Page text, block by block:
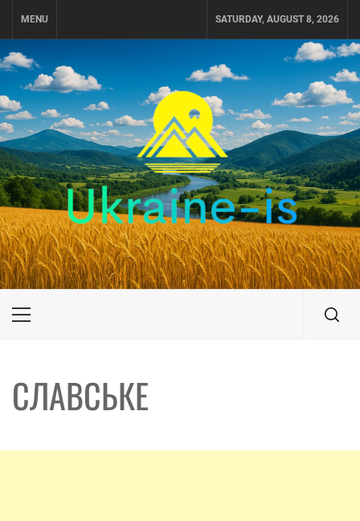
MENU SATURDAY, AUGUST 8, 2026
UKRAINE-IS
ПОДОРОЖI ПО УКРАЇНІ
Primary
СЛАВСЬКЕ